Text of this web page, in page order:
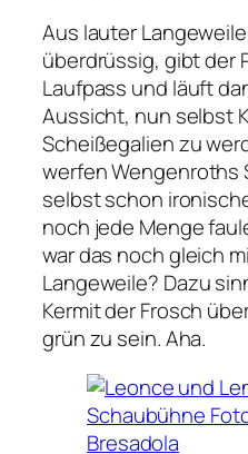
Aus lauter
überdrüssig, gibt der
Laufpass und läuft
Aussicht, nun selbst
Scheißegalien zu
werfen Wengenroths
selbst schon
noch jede Menge
war das noch gleich
Langeweile? Dazu
Kermit der Frosch
grün zu sein. Aha.